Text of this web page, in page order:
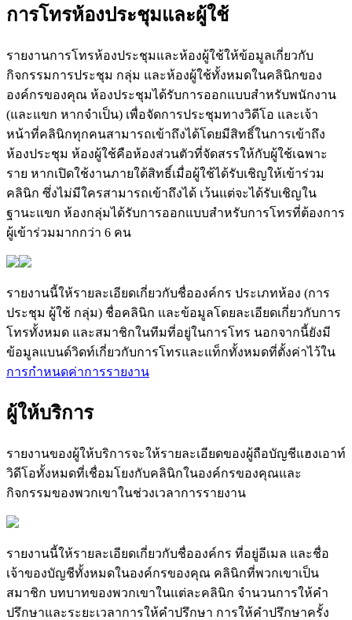
การโทรหองประชมและผใช
รายงานการโทรหองประชมและหองผใชใหขอมลเกยวกบ
กจกรรมการประชม กลม และหองผใชทงหมดในคลนกของ
องคกรของคณ หองประชมไดรบการออกแบบสหรบพนกงาน
(และแขก หากจเปน) เพอจดการประชมทางวดโอ และเจา
หนาทคลนกทกคนสามารถเขาถงไดโดยมสทธในการเขาถง
หองประชม หองผใชคอหองสวนตวทจดสรรใหกบผใชเฉพาะ
ราย หากเปดใชงานภายใตสทธเมอผใชไดรบเชญใหเขารวม
คลนก ซงไมมใครสามารถเขาถงได เวนแตจะไดรบเชญใน
ฐานะแขก หองกลมไดรบการออกแบบสหรบการโทรทตองการ
ผเขารวมมากกวา 6 คน
รายงานนใหรายละเอยดเกยวกบชอองคกร ประเภทหอง (การ
ประชม ผใช กลม) ชอคลนก และขอมลโดยละเอยดเกยวกบการ
โทรทงหมด และสมาชกในทมทอยในการโทร นอกจากนยงม
ขอมลแบนดวดทเกยวกบการโทรและแทกทงหมดทตงคาไวใน
การกหนดคาการรายงาน
ผใหบรการ
รายงานของผใหบรการจะใหรายละเอยดของผถอบญชแฮงเอาท
วดโอทงหมดทเชอมโยงกบคลนกในองคกรของคณและ
กจกรรมของพวกเขาในชวงเวลาการรายงาน
รายงานนใหรายละเอยดเกยวกบชอองคกร ทอยอเมล และชอ
เจาของบญชทงหมดในองคกรของคณ คลนกทพวกเขาเปน
สมาชก บทบาทของพวกเขาในแตละคลนก จนวนการใหค
ปรกษาและระยะเวลาการใหคปรกษา การใหคปรกษาครง